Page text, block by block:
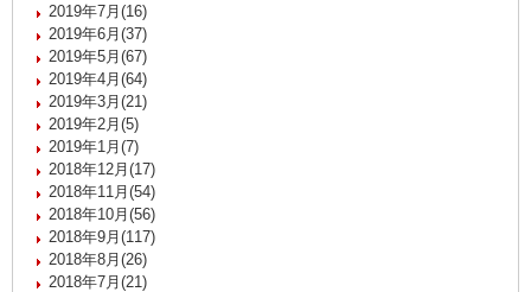
2019年7月(16)
2019年6月(37)
2019年5月(67)
2019年4月(64)
2019年3月(21)
2019年2月(5)
2019年1月(7)
2018年12月(17)
2018年11月(54)
2018年10月(56)
2018年9月(117)
2018年8月(26)
2018年7月(21)